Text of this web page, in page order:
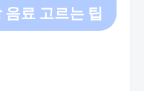
료 고르는 팁